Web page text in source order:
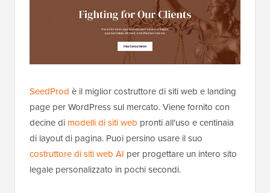
SeedProd è il miglior costruttore di siti web e landing
page per WordPress sul mercato. Viene fornito con
decine di modelli di siti web pronti all'uso e centinaia
di layout di pagina. Puoi persino usare il suo
costruttore di siti web AI per progettare un intero sito
legale personalizzato in pochi secondi.